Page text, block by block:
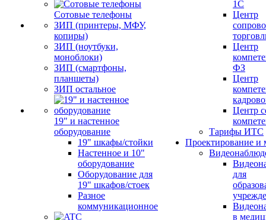
Сотовые телефоны
ЗИП (принтеры, МФУ,
копиры)
ЗИП (ноутбуки,
моноблоки)
ЗИП (смартфоны,
планшеты)
ЗИП остальное
19" и настенное
оборудование
19" шкафы/стойки
Настенное и 10"
оборудование
Оборудование для
19" шкафов/стоек
Разное
коммуникационное
1С
Центр
Центр
ФЗ
Центр
Центр
Тарифы ИТС
Проектирование и
для
в